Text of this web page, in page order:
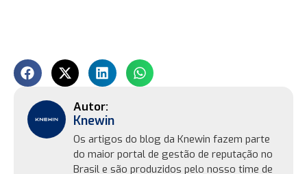
Knewin
Os artigos do blog da Knewin fazem parte
do maior portal de gestão de reputação no
Brasil e são produzidos pelo nosso time de